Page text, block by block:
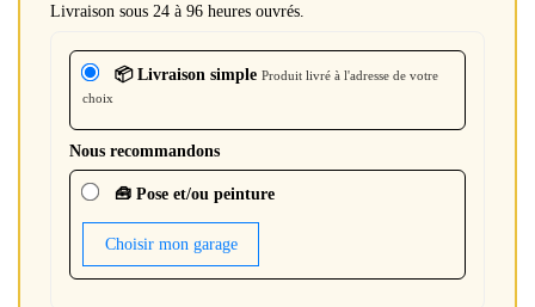
Livraison sous 24 à 96 heures ouvrés.
📦 Livraison simple Produit livré à l'adresse de votre
choix
Nous recommandons
🧰 Pose et/ou peinture
Choisir mon garage